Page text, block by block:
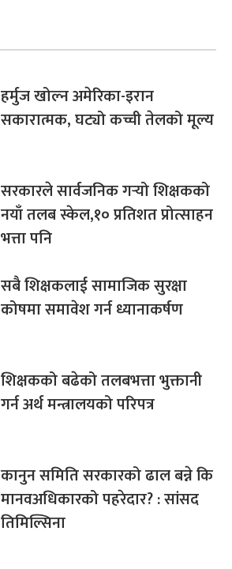
हर्मुज खोल्न अमेरिका-इरान
सकारात्मक, घट्यो कच्ची तेलको मूल्य
सरकारले सार्वजनिक गर्‍यो शिक्षकको
नयाँ तलब स्केल,१० प्रतिशत प्रोत्साहन
भत्ता पनि
सबै शिक्षकलाई सामाजिक सुरक्षा
कोषमा समावेश गर्न ध्यानाकर्षण
शिक्षकको बढेको तलबभत्ता भुक्तानी
गर्न अर्थ मन्त्रालयको परिपत्र
कानुन समिति सरकारको ढाल बन्ने कि
मानवअधिकारको पहरेदार? : सांसद
तिमिल्सिना